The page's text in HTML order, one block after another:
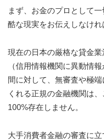
まず、お金のプロとして
酷な現実をお伝えしなけれ
現在の日本の厳格な貸金
（信用情報機関に異動情
間に対して、無審査や極
くれる正規の金融機関は
100%存在しません。
大手消費者金融の審査に立